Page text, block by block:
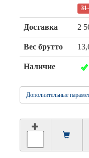
31
Доставка 2
Вес брутто
Наличие
Дополнительные